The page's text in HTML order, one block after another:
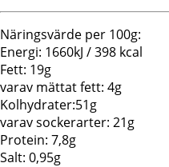
Näringsvärde per 100g:
Energi: 1660kJ / 398 kcal
Fett: 19g
varav mättat fett: 4g
Kolhydrater:51g
varav sockerarter: 21g
Protein: 7,8g
Salt: 0,95g